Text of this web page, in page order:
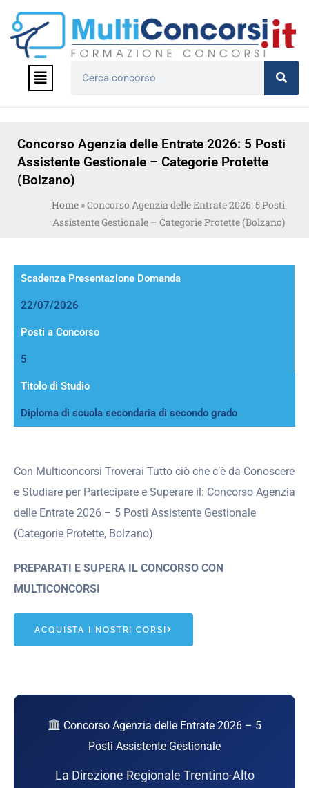
contenuto
Menu
Concorso Agenzia delle Entrate 2026: 5 Posti
Assistente Gestionale – Categorie Protette
(Bolzano)
Home »Concorso Agenzia delle Entrate 2026: 5 Posti
Assistente Gestionale – Categorie Protette (Bolzano)
Scadenza Presentazione Domanda
22/07/2026
Posti a Concorso
5
Titolo di Studio
Diploma di scuola secondaria di secondo grado
Con Multiconcorsi Troverai Tutto ciò che c’è da Conoscere
e Studiare per Partecipare e Superare il: Concorso Agenzia
delle Entrate 2026 – 5 Posti Assistente Gestionale
(Categorie Protette, Bolzano)
PREPARATI E SUPERA IL CONCORSO CON
MULTICONCORSI
ACQUISTA I NOSTRI CORSI
Concorso Agenzia delle Entrate 2026 – 5
Posti Assistente Gestionale
La Direzione Regionale Trentino-Alto